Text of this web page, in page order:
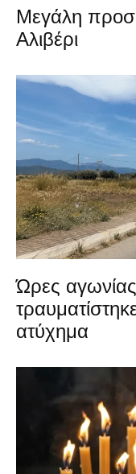
Μεγάλη
Αλιβέρι
Ώρες
ατύχημα